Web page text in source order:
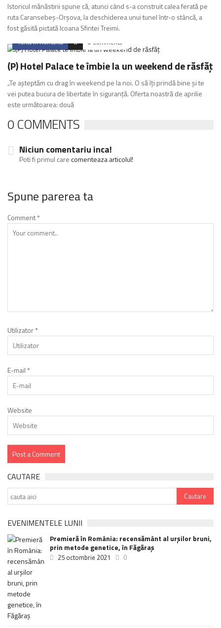
Istoricul mănăstirii spune că, atunci când s-a construit calea ferată pe
ruta Caransebeş-Orşova, la deschiderea unui tunel într-o stâncă, a
fost găsită pictată Icoana Sfintei Treimi.
Turist in Romania 0 Comments
(P) Hotel Palace te îmbie la un weekend de răsfăț
„Te așteptăm cu drag în weekend pe la noi. O să îți prindă bine și te
vei putea bucura de libertate în siguranță. Oferta noastră de aprilie
este următoarea: două
0 COMMENTS
Niciun comentariu inca!
Poti fi primul carecomenteaza articolul!
Spune parerea ta
Comment*
Utilizator*
E-mail *
Website
CAUTARE
EVENIMENTELE LUNII
Premieră în România: recensământ al urșilor bruni,
prin metode genetice, în Făgăraș
25 octombrie 2021 0